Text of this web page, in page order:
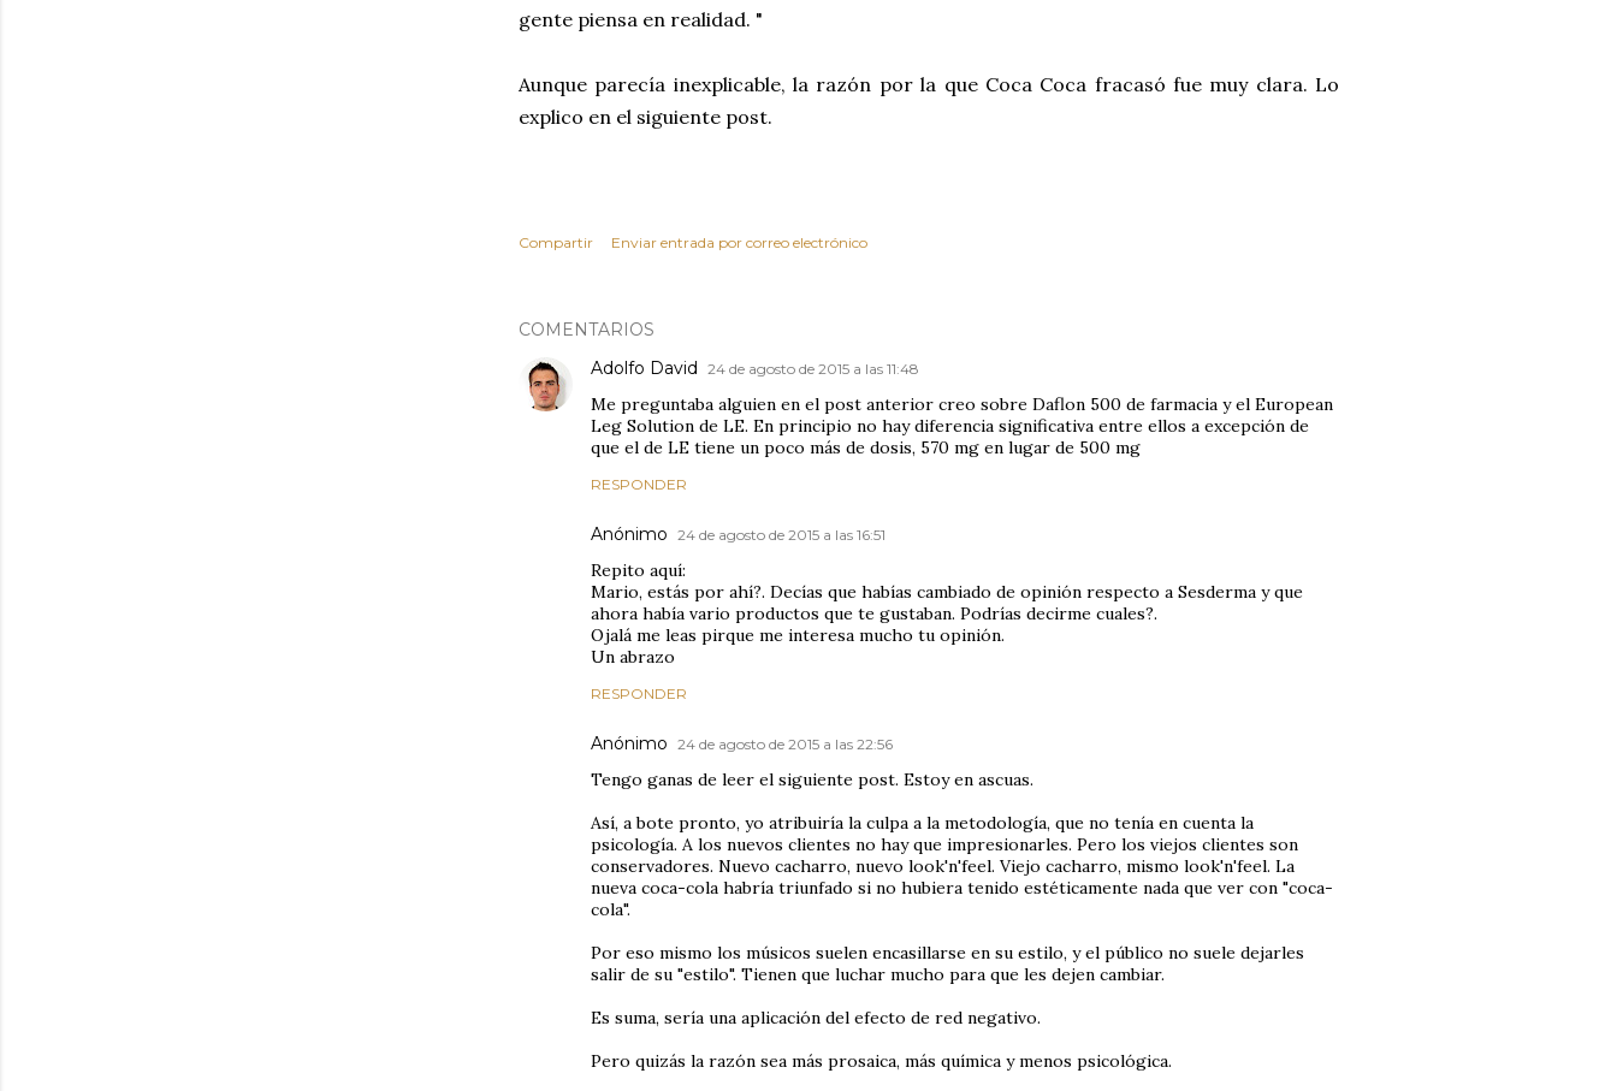
gente piensa en realidad. "
Aunque parecía inexplicable, la razón por la que Coca Coca fracasó fue muy clara. Lo
explico en el siguiente post.
Compartir Enviar entrada por correo electrónico
COMENTARIOS
Adolfo David 24 de agosto de 2015 a las 11:48
Me preguntaba alguien en el post anterior creo sobre Daflon 500 de farmacia y el European
Leg Solution de LE. En principio no hay diferencia significativa entre ellos a excepción de
que el de LE tiene un poco más de dosis, 570 mg en lugar de 500 mg
RESPONDER
Anónimo 24 de agosto de 2015 a las 16:51
Repito aquí:
Mario, estás por ahí?. Decías que habías cambiado de opinión respecto a Sesderma y que
ahora había vario productos que te gustaban. Podrías decirme cuales?.
Ojalá me leas pirque me interesa mucho tu opinión.
Un abrazo
RESPONDER
Anónimo 24 de agosto de 2015 a las 22:56
Tengo ganas de leer el siguiente post. Estoy en ascuas.
Así, a bote pronto, yo atribuiría la culpa a la metodología, que no tenía en cuenta la
psicología. A los nuevos clientes no hay que impresionarles. Pero los viejos clientes son
conservadores. Nuevo cacharro, nuevo look'n'feel. Viejo cacharro, mismo look'n'feel. La
nueva coca-cola habría triunfado si no hubiera tenido estéticamente nada que ver con "coca-
cola".
Por eso mismo los músicos suelen encasillarse en su estilo, y el público no suele dejarles
salir de su "estilo". Tienen que luchar mucho para que les dejen cambiar.
Es suma, sería una aplicación del efecto de red negativo.
Pero quizás la razón sea más prosaica, más química y menos psicológica.